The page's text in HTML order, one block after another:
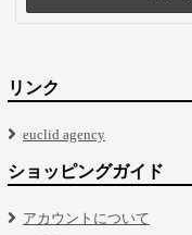
リンク
euclid agency
ショッピングガイド
アカウントについて